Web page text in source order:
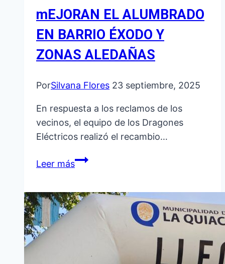
mEJORAN EL ALUMBRADO
EN BARRIO ÉXODO Y
ZONAS ALEDAÑAS
PorSilvana Flores 23 septiembre, 2025
En respuesta a los reclamos de los
vecinos, el equipo de los Dragones
Eléctricos realizó el recambio…
Leer másmEJORAN
EN
BARRIO
ZONAS